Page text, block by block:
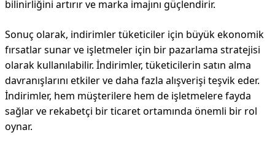
bilinirliğini artırır ve marka imajını güçlendirir.
Sonuç olarak, indirimler tüketiciler için büyük ekonomik
fırsatlar sunar ve işletmeler için bir pazarlama stratejisi
olarak kullanılabilir. İndirimler, tüketicilerin satın alma
davranışlarını etkiler ve daha fazla alışverişi teşvik eder.
İndirimler, hem müşterilere hem de işletmelere fayda
sağlar ve rekabetçi bir ticaret ortamında önemli bir rol
oynar.